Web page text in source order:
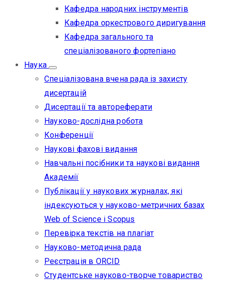
Кафедра народних інструментів
Кафедра оркестрового диригування
Кафедра загального та
спеціалізованого фортепіано
Наука
Спеціалізована вчена рада із захисту
дисертацій
Дисертації та автореферати
Науково-дослідна робота
Конференції
Наукові фахові видання
Навчальні посібники та наукові видання
Академії
Публікації у наукових журналах, які
індексуються у науково-метричних базах
Web of Science i Scopus
Перевірка текстів на плагіат
Науково-методична рада
Реєстрація в ORCID
Студентське науково-творче товариство